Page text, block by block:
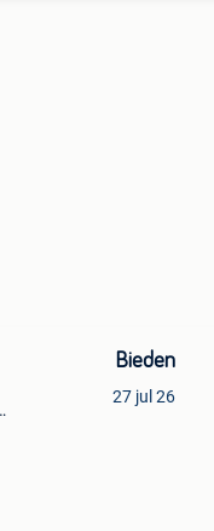
Bieden
27 jul 26